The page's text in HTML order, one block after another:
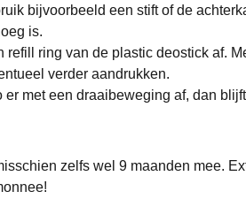
bijvoorbeeld een stift of de
is.
refill ring van de plastic deostick af.
verder aandrukken.
er met een draaibeweging af, dan
zelfs wel 9 maanden mee.